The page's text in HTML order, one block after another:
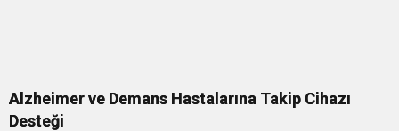
Alzheimer ve Demans Hastalarına Takip Cihazı
Desteği